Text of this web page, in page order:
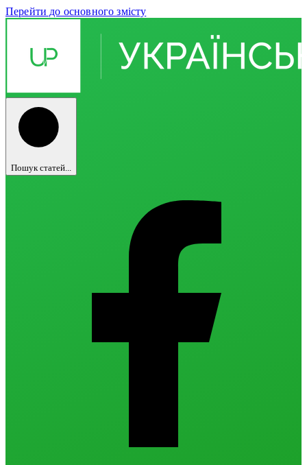
Перейти до основного змісту
Пошук статей...